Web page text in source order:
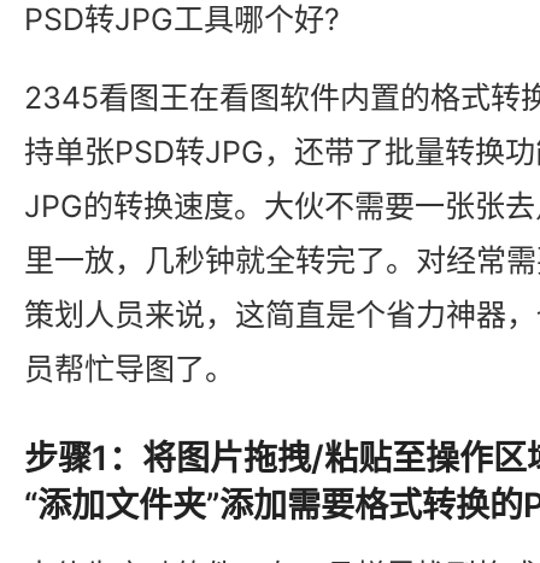
PSD转JPG工具哪个好?
2345看图王在看图软件内置的格式转
持单张PSD转JPG，还带了批量转换
JPG的转换速度。大伙不需要一张张
里一放，几秒钟就全转完了。对经常
策划人员来说，这简直是个省力神器
员帮忙导图了。
步骤1：将图片拖拽/粘贴至操作区
“添加文件夹”添加需要格式转换的